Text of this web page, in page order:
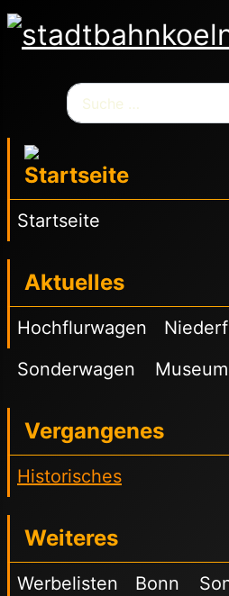
Startseite
Aktuelles
Hochflurwagen
Sonderwagen
Vergangenes
Historisches
Weiteres
Werbelisten Bonn